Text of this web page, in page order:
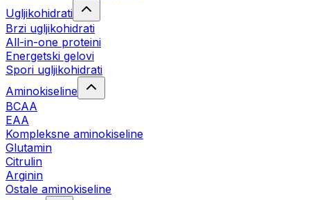
Ugljikohidrati
Brzi ugljikohidrati
All-in-one proteini
Energetski gelovi
Spori ugljikohidrati
Aminokiseline
BCAA
EAA
Kompleksne aminokiseline
Glutamin
Citrulin
Arginin
Ostale aminokiseline